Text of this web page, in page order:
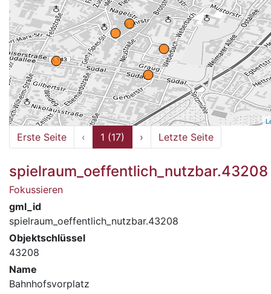
Erste Seite ‹ 1 (17) › Letzte Seite
spielraum_oeffentlich_nutzbar.43208
Fokussieren
gml_id
spielraum_oeffentlich_nutzbar.43208
Objektschlüssel
43208
Name
Bahnhofsvorplatz